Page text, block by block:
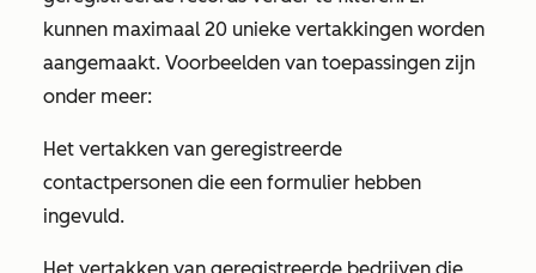
kunnen maximaal 20 unieke vertakkingen worden
aangemaakt. Voorbeelden van toepassingen zijn
onder meer:
Het vertakken van geregistreerde
contactpersonen die een formulier hebben
ingevuld.